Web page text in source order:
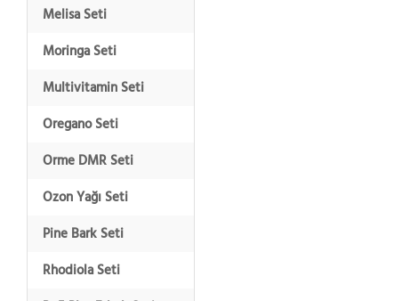
Melisa Seti
Moringa Seti
Multivitamin Seti
Oregano Seti
Orme DMR Seti
Ozon Yağı Seti
Pine Bark Seti
Rhodiola Seti